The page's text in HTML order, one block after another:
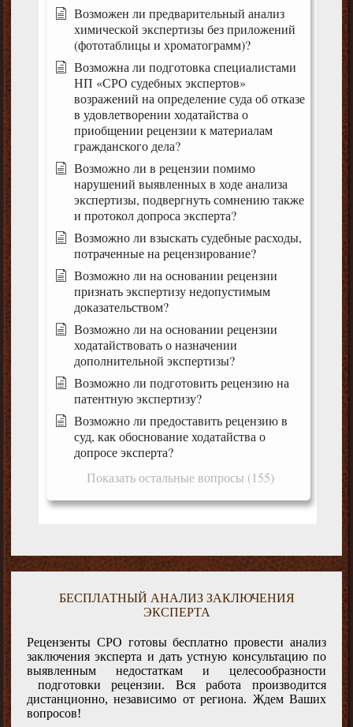
Возможен ли предварительный анализ
химической экспертизы без приложений
(фототаблицы и хроматограмм)?
Возможна ли подготовка специалистами
НП «СРО судебных экспертов»
возражений на определение суда об отказе
в удовлетворении ходатайства о
приобщении рецензии к материалам
гражданского дела?
Возможно ли в рецензии помимо
нарушений выявленных в ходе анализа
экспертизы, подвергнуть сомнению также
и протокол допроса эксперта?
Возможно ли взыскать судебные расходы,
потраченные на рецензирование?
Возможно ли на основании рецензии
признать экспертизу недопустимым
доказательством?
Возможно ли на основании рецензии
ходатайствовать о назначении
дополнительной экспертизы?
Возможно ли подготовить рецензию на
патентную экспертизу?
Возможно ли предоставить рецензию в
суд, как обоснование ходатайства о
допросе эксперта?
Показать остальные вопросы (155)
БЕСПЛАТНЫЙ АНАЛИЗ ЗАКЛЮЧЕНИЯ
ЭКСПЕРТА
Рецензенты СРО готовы бесплатно провести анализ
заключения эксперта и дать устную консультацию по
выявленным недостаткам и целесообразности
подготовки рецензии. Вся работа производится
дистанционно, независимо от региона. Ждем Ваших
вопросов!